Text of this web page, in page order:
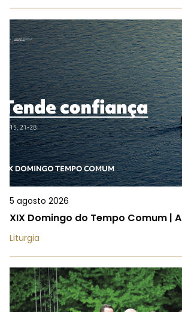
5 agosto 2026
XIX Domingo do Tempo Comum | A
Liturgia